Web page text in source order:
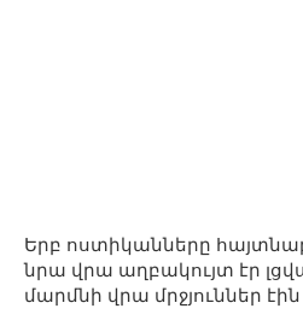
Երբ ոստիկանները
նրա վրա աղբակույտ էր
մարմնի վրա մրջյուններ